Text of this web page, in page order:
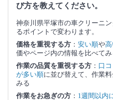
び方を教えてください。
神奈川県平塚市の車クリーニ
るポイントで変わります。
価格を重視する方 ： 安い順や
価やページ内の情報を比べてみ
作業の品質を重視する方 ： 口
が多い順に並び替えて、作業
みる
作業をお急ぎの方 ： 1週間以内